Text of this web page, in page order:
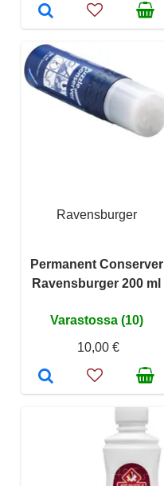
Ravensburger
Permanent Conserver
Ravensburger 200 ml
Varastossa (10)
10,00 €